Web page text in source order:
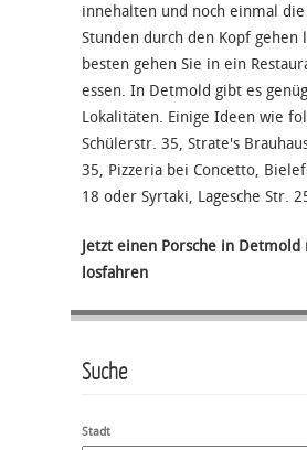
innehalten und noch einmal
Stunden durch den Kopf gehen
besten gehen Sie in ein
essen. In Detmold gibt es
Lokalitäten. Einige Ideen wie
Schülerstr. 35, Strate's
35, Pizzeria bei Concetto,
18 oder Syrtaki, Lagesche Str.
Jetzt einen Porsche in Detmold
losfahren
Suche
Stadt